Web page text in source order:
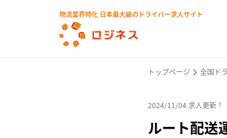
物流業界特化 日本最大級のドライバー求人サイト
トップページ 全国ド
2024/11/04 求人更新！
ルート配送